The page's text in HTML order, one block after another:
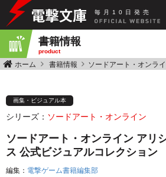
毎 月 10 日 発 売
書籍情報
product
ホーム 書籍情報 ソードアート・オンラ
画集・ビジュアル本
シリーズ： ソードアート・オンライン
ソードアート・オンライン アリ
ス 公式ビジュアルコレクション
編集： 電撃ゲーム書籍編集部